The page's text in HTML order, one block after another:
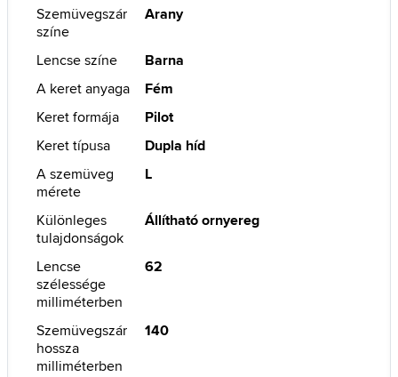
Szemüvegszár
színe
Arany
Lencse színe
Barna
A keret anyaga
Fém
Keret formája
Pilot
Keret típusa
Dupla híd
A szemüveg
mérete
L
Különleges
tulajdonságok
Állítható ornyereg
Lencse
szélessége
milliméterben
62
Szemüvegszár
hossza
milliméterben
140